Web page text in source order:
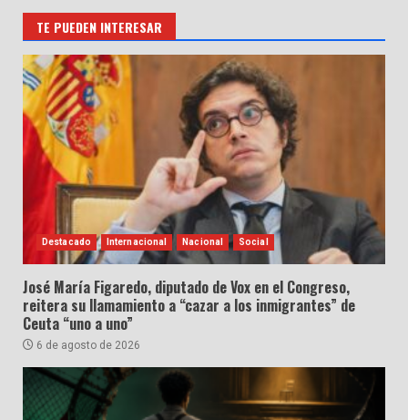
TE PUEDEN INTERESAR
Destacado Internacional Nacional Social
José María Figaredo, diputado de Vox en el Congreso,
reitera su llamamiento a “cazar a los inmigrantes” de
Ceuta “uno a uno”
6 de agosto de 2026